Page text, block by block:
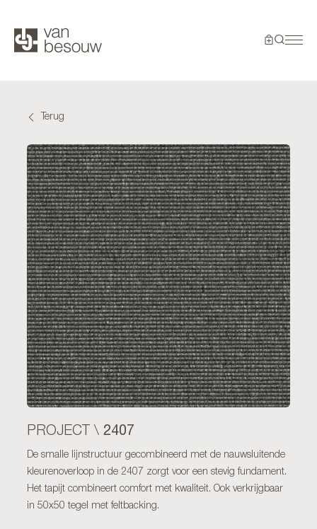
Terug
PROJECT \ 2407
De smalle lijnstructuur gecombineerd met de nauwsluitende
kleurenoverloop in de 2407 zorgt voor een stevig fundament.
Het tapijt combineert comfort met kwaliteit. Ook verkrijgbaar
in 50x50 tegel met feltbacking.